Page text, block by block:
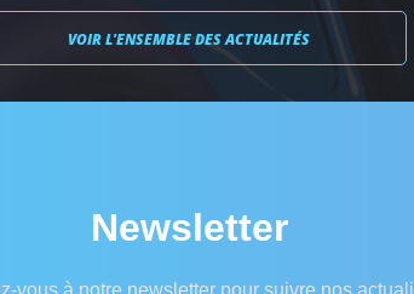
VOIR L'ENSEMBLE DES ACTUALITÉS